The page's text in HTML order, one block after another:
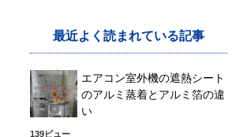
最近よく読まれている記事
エアコン室外機の遮熱シート
のアルミ蒸着とアルミ箔の違
い
139ビュー